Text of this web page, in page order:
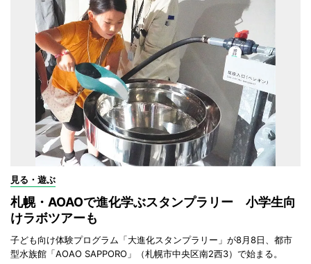
見る・遊ぶ
札幌・AOAOで進化学ぶスタンプラリー 小学生向
けラボツアーも
子ども向け体験プログラム「大進化スタンプラリー」が8月8日、都市
型水族館「AOAO SAPPORO」（札幌市中央区南2西3）で始まる。